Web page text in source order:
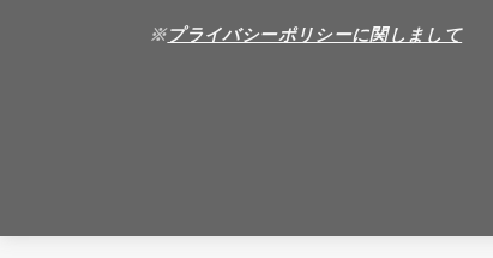
※プライバシーポリシーに関しまして